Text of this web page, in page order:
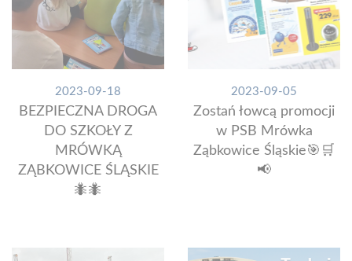
2023-09-18
BEZPIECZNA DROGA
DO SZKOŁY Z
MRÓWKĄ
ZĄBKOWICE ŚLĄSKIE
🐜🐜
2023-09-05
Zostań łowcą promocji
w PSB Mrówka
Ząbkowice Śląskie🎯🛒
📢